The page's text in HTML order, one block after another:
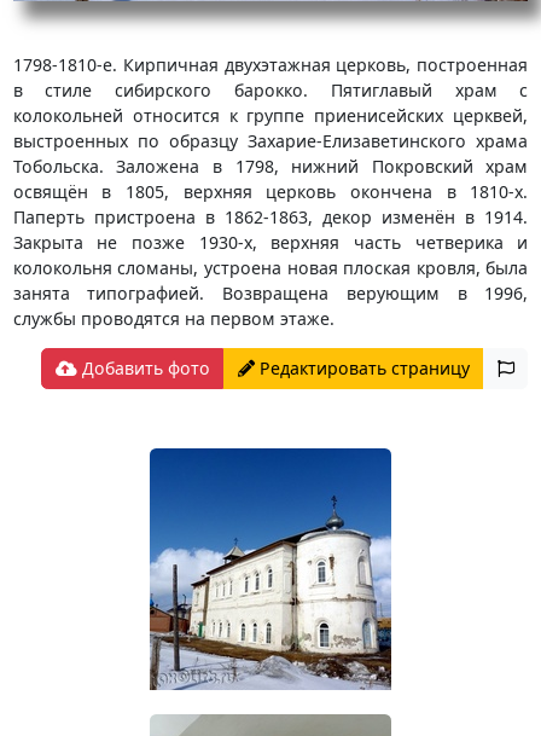
1798-1810-е. Кирпичная двухэтажная церковь, построенная
в стиле сибирского барокко. Пятиглавый храм с
колокольней относится к группе приенисейских церквей,
выстроенных по образцу Захарие-Елизаветинского храма
Тобольска. Заложена в 1798, нижний Покровский храм
освящён в 1805, верхняя церковь окончена в 1810-х.
Паперть пристроена в 1862-1863, декор изменён в 1914.
Закрыта не позже 1930-х, верхняя часть четверика и
колокольня сломаны, устроена новая плоская кровля, была
занята типографией. Возвращена верующим в 1996,
службы проводятся на первом этаже.
Добавить фото Редактировать страницу